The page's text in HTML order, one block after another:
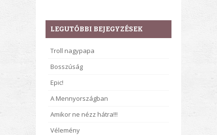
LEGUTÓBBI BEJEGYZÉSEK
Troll nagypapa
Bosszúság
Epic!
A Mennyországban
Amikor ne nézz hátra!!!
Vélemény